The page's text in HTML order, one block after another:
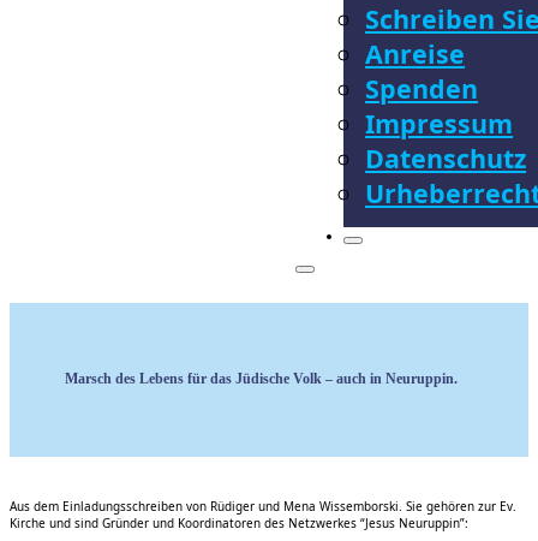
Schreiben
Anreise
Spenden
Impressum
Datenschutz
Marsch des Lebens für das Jüdische Volk – auch in Neuruppin.
Aus dem Einladungsschreiben von Rüdiger und Mena Wissemborski. Sie gehören zur Ev.
Kirche und sind Gründer und Koordinatoren des Netzwerkes “Jesus Neuruppin”: